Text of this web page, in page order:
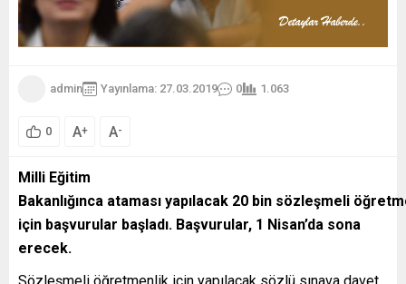
admin Yayınlama: 27.03.2019 0 1.063
0 A+ A-
Milli Eğitim
Bakanlığınca ataması yapılacak 20 bin sözleşmeli
için başvurular başladı. Başvurular, 1 Nisan’da sona
erecek.
Sözleşmeli öğretmenlik için yapılacak sözlü sınava davet